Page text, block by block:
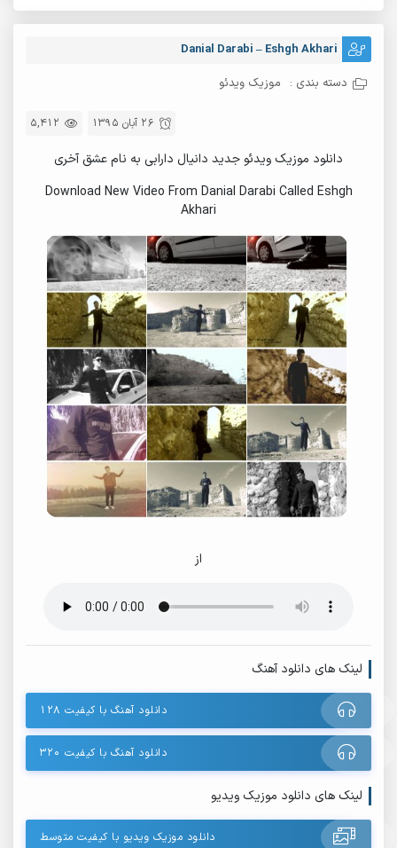
Danial Darabi – Eshgh Akhari
دسته بندی : موزیک ویدئو
5,412 26 آبان 1395
دانلود موزیک ویدئو جدید دانیال دارابی به نام عشق آخری
Download New Video From Danial Darabi Called Eshgh
Akhari
از
لینک های دانلود آهنگ
دانلود آهنگ با کیفیت ۱۲۸
دانلود آهنگ با کیفیت ۳۲۰
لینک های دانلود موزیک ویدیو
دانلود موزیک ویدیو با کیفیت متوسط